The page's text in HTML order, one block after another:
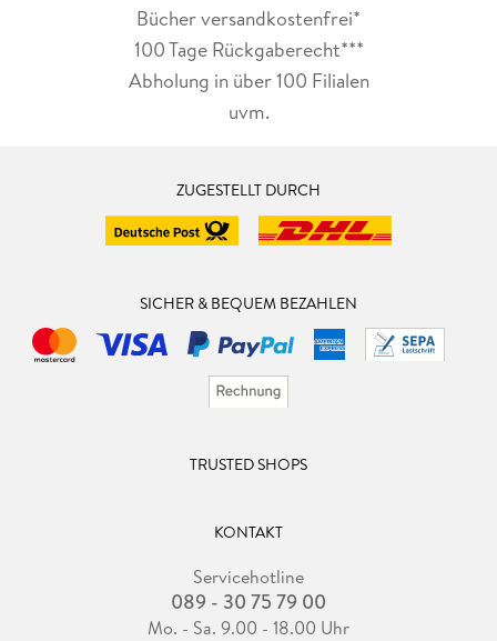
Bücher versandkostenfrei*
100 Tage Rückgaberecht***
Abholung in über 100 Filialen
uvm.
ZUGESTELLT DURCH
SICHER & BEQUEM BEZAHLEN
TRUSTED SHOPS
KONTAKT
Servicehotline
089 - 30 75 79 00
Mo. - Sa. 9.00 - 18.00 Uhr